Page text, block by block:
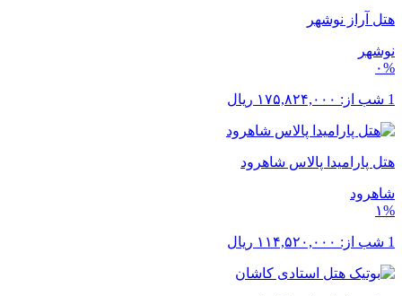
هتل آراز نوشهر
نوشهر
۰%
1 شب از: ۱۷۵,۸۲۴,۰۰۰ ریال
هتل پارامیدا پالاس شاهرود
شاهرود
۱%
1 شب از: ۱۱۴,۵۲۰,۰۰۰ ریال